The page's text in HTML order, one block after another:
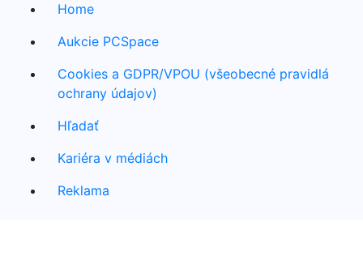
Home
Aukcie PCSpace
Cookies a GDPR/VPOU (všeobecné pravidlá
ochrany údajov)
Hľadať
Kariéra v médiách
Reklama